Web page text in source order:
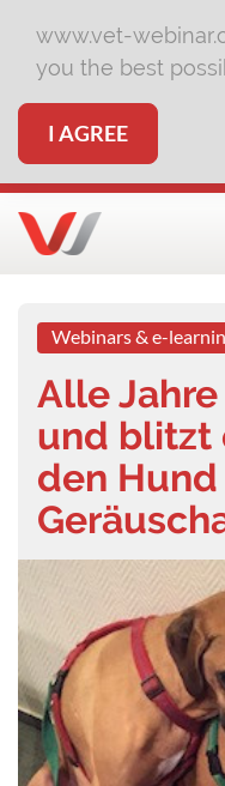
www.vet-
you the best
I AGREE
Webinars & e-
Alle
und blitzt
den